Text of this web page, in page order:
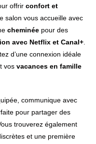
offrir confort et
salon vous accueille avec
cheminée pour des
avec Netflix et Canal+.
d’une connexion idéale
vos vacances en famille
communique avec
pour partager des
trouverez également
et une première